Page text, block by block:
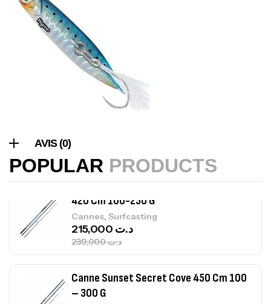
AVIS (0)
POPULAR PRODUCTS
Foureau Kalli Kunnan Funda 1.70m
Expanded
Surfcasting
د.ت
Accastillage bateau
د.ت367,000
420 Cm 100-250 G
Cannes, Surfcasting
د.ت239,000
د.ت
Canne Sunset Secret Cove 450 Cm 100
– 300 G